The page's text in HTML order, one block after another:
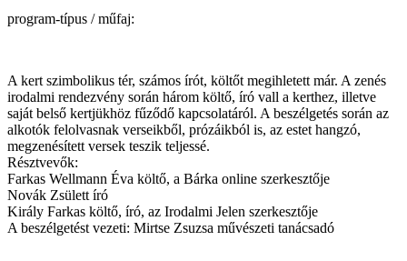
program-típus / műfaj:
A kert szimbolikus tér, számos írót, költőt megihletett már. A zenés
irodalmi rendezvény során három költő, író vall a kerthez, illetve
saját belső kertjükhöz fűződő kapcsolatáról. A beszélgetés során az
alkotók felolvasnak verseikből, prózáikból is, az estet hangzó,
megzenésített versek teszik teljessé.
Résztvevők:
Farkas Wellmann Éva költő, a Bárka online szerkesztője
Novák Zsülett író
Király Farkas költő, író, az Irodalmi Jelen szerkesztője
A beszélgetést vezeti: Mirtse Zsuzsa művészeti tanácsadó